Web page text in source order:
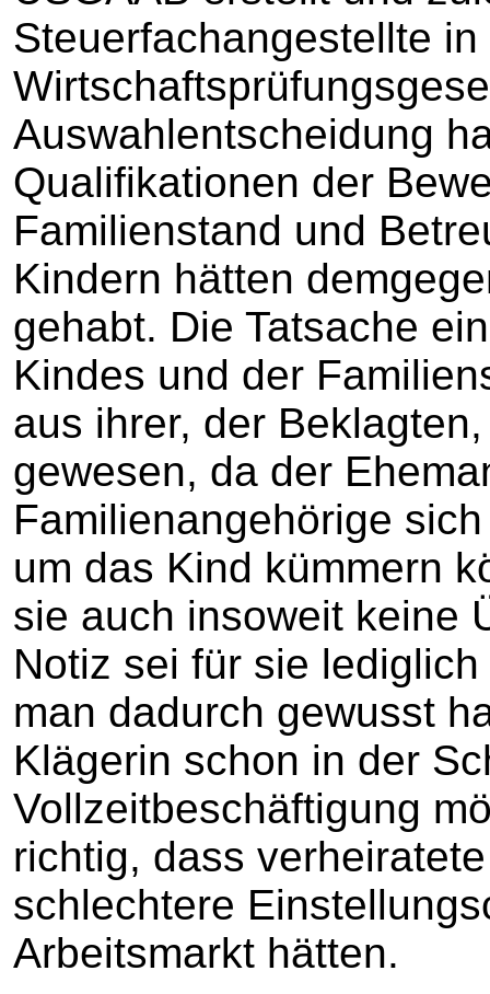
Steuerfachangestellte
Auswahlentscheidung
Qualifikationen der
Familienstand und
Kindern hätten
gehabt. Die Tatsache
Kindes und der
aus ihrer, der
gewesen, da der
Familienangehörige
um das Kind kümmern
sie auch insoweit keine
Notiz sei für sie
man dadurch gewusst
Klägerin schon in der
Vollzeitbeschäftigung
richtig, dass
schlechtere
Arbeitsmarkt hätten.